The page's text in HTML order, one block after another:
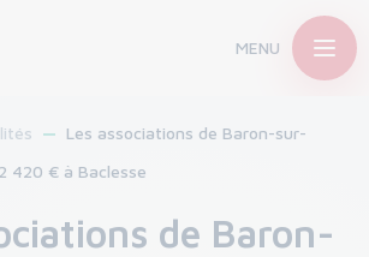
MENU
Les associations de Baron-sur-
420 € à Baclesse
de Baron-